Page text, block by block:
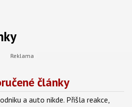
články
a auto nikde. Přišla reakce,